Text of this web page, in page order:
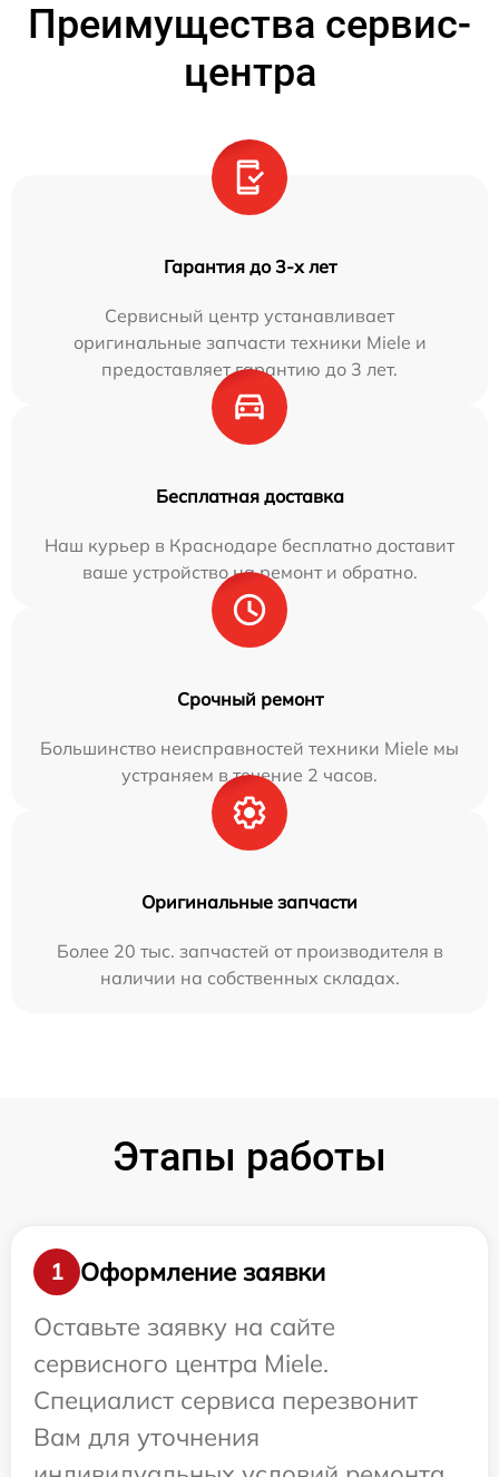
Преимущества сервис-
центра
Гарантия до 3-х лет
Сервисный центр устанавливает
оригинальные запчасти техники Miele и
предоставляет гарантию до 3 лет.
Бесплатная доставка
Наш курьер в Краснодаре бесплатно доставит
ваше устройство на ремонт и обратно.
Срочный ремонт
Большинство неисправностей техники Miele мы
устраняем в течение 2 часов.
Оригинальные запчасти
Более 20 тыс. запчастей от производителя в
наличии на собственных складах.
Этапы работы
1
Оформление заявки
Оставьте заявку на сайте
сервисного центра Miele.
Специалист сервиса перезвонит
Вам для уточнения